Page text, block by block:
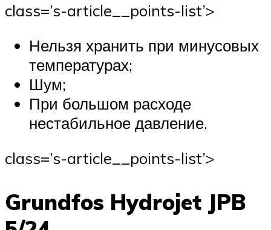
class=’s-article__points-list’>
Нельзя хранить при минусовых
температурах;
Шум;
При большом расходе
нестабильное давление.
class=’s-article__points-list’>
Grundfos Hydrojet JPB